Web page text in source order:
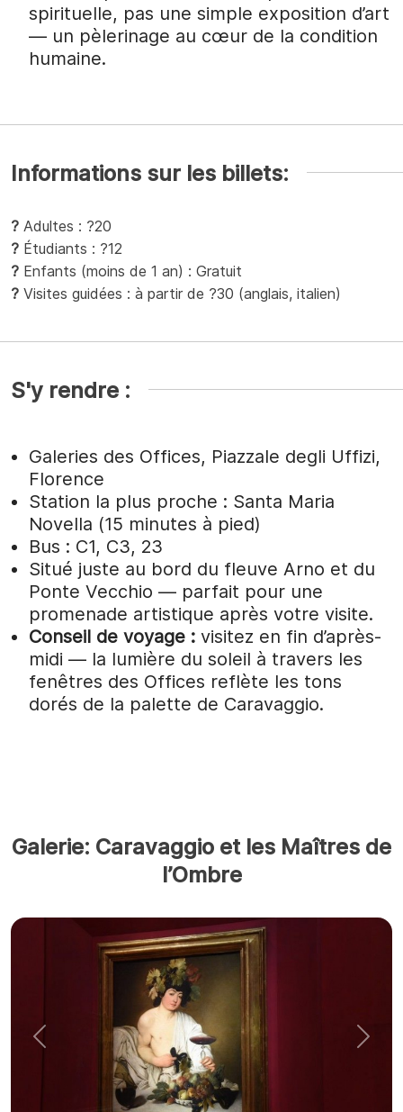
spirituelle, pas une simple exposition d’art
— un pèlerinage au cœur de la condition
humaine.
Informations sur les billets:
? Adultes : ?20
? Étudiants : ?12
? Enfants (moins de 1 an) : Gratuit
? Visites guidées : à partir de ?30 (anglais, italien)
S'y rendre :
Galeries des Offices, Piazzale degli Uffizi,
Florence
Station la plus proche : Santa Maria
Novella (15 minutes à pied)
Bus : C1, C3, 23
Situé juste au bord du fleuve Arno et du
Ponte Vecchio — parfait pour une
promenade artistique après votre visite.
Conseil de voyage : visitez en fin d’après-
midi — la lumière du soleil à travers les
fenêtres des Offices reflète les tons
dorés de la palette de Caravaggio.
Galerie: Caravaggio et les Maîtres de
l’Ombre
Précédent